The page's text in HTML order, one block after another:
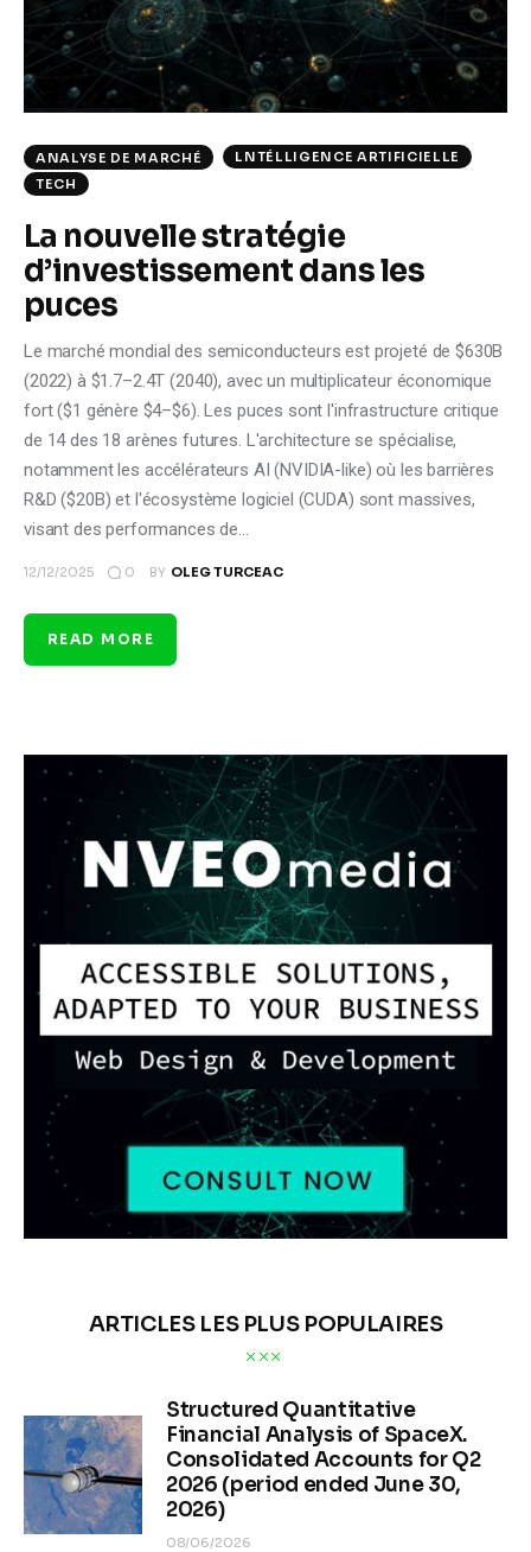
Climate
Markets
Tech
Shop
ANALYSE DE MARCHÉ
LNTÉLLIGENCE ARTIFICIELLE
TECH
La nouvelle stratégie
d’investissement dans les
puces
Le marché mondial des semiconducteurs est projeté de $630B
(2022) à $1.7–2.4T (2040), avec un multiplicateur économique
fort ($1 génère $4–$6). Les puces sont l'infrastructure critique
de 14 des 18 arènes futures. L'architecture se spécialise,
notamment les accélérateurs AI (NVIDIA-like) où les barrières
R&D ($20B) et l'écosystème logiciel (CUDA) sont massives,
visant des performances de…
12/12/2025 0 BY OLEG TURCEAC
READ MORE
ARTICLES LES PLUS POPULAIRES
Structured Quantitative
Financial Analysis of SpaceX.
Consolidated Accounts for Q2
2026 (period ended June 30,
2026)
08/06/2026